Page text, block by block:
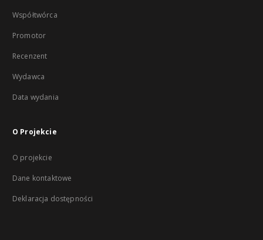
Współtwórca
Promotor
Recenzent
Wydawca
Data wydania
O Projekcie
O projekcie
Dane kontaktowe
Deklaracja dostępności